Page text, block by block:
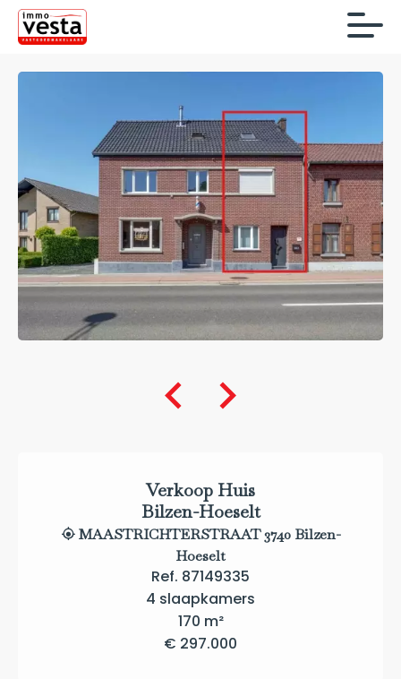
Verkoop Huis
Bilzen-Hoeselt
MAASTRICHTERSTRAAT 3740 Bilzen-
Hoeselt
Ref. 87149335
4 slaapkamers
170 m²
€ 297.000